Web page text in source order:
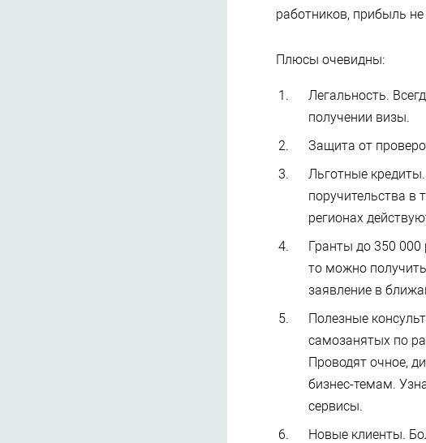
работников, прибыль
Плюсы очевидны:
Легальность.
получении визы.
Защита от
Льготные
поручительства в
регионах
Гранты до 350
то можно
заявление в
Полезные
самозанятых по
Проводят очное,
бизнес-темам.
сервисы.
Новые клиенты.